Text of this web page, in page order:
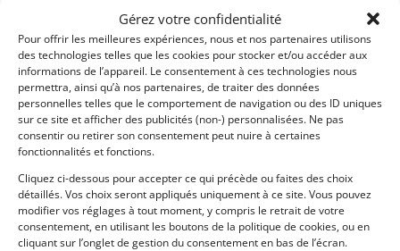
Gérez votre confidentialité
Pour offrir les meilleures expériences, nous et nos partenaires utilisons
des technologies telles que les cookies pour stocker et/ou accéder aux
informations de l’appareil. Le consentement à ces technologies nous
permettra, ainsi qu’à nos partenaires, de traiter des données
personnelles telles que le comportement de navigation ou des ID uniques
sur ce site et afficher des publicités (non-) personnalisées. Ne pas
consentir ou retirer son consentement peut nuire à certaines
fonctionnalités et fonctions.
Cliquez ci-dessous pour accepter ce qui précède ou faites des choix
détaillés. Vos choix seront appliqués uniquement à ce site. Vous pouvez
modifier vos réglages à tout moment, y compris le retrait de votre
consentement, en utilisant les boutons de la politique de cookies, ou en
cliquant sur l’onglet de gestion du consentement en bas de l’écran.
ASN Numéro
Passeport
Technique
(3 volets)
Passeport
technique
international
(PTH)
Voir l'annonce dePatrick FAUST
Publié: 4 février 2026 (il y a 6 mois)